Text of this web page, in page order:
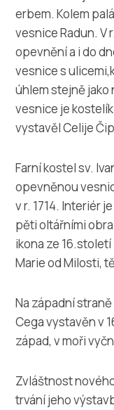
Villa Nika,
21216 Kaštel
erbem. Kolem
vesnice Radun. V
opevnění a i do
vesnice s
úhlem stejně jako
vesnice je
vystavěl Celije
Farní kostel sv.
opevněnou
v r. 1714. Interiér
pěti oltářními
ikona ze
Marie od Milosti,
Na západní
Cega vystavěn v
západ, v moři
Zvláštnost
trvání jeho